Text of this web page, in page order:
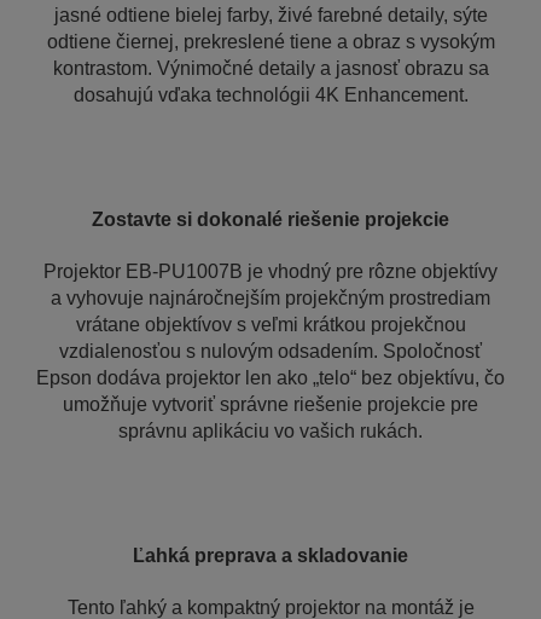
jasné odtiene bielej farby, živé farebné detaily, sýte
odtiene čiernej, prekreslené tiene a obraz s vysokým
kontrastom. Výnimočné detaily a jasnosť obrazu sa
dosahujú vďaka technológii 4K Enhancement.
Zostavte si dokonalé riešenie projekcie
Projektor EB-PU1007B je vhodný pre rôzne objektívy
a vyhovuje najnáročnejším projekčným prostrediam
vrátane objektívov s veľmi krátkou projekčnou
vzdialenosťou s nulovým odsadením. Spoločnosť
Epson dodáva projektor len ako „telo“ bez objektívu, čo
umožňuje vytvoriť správne riešenie projekcie pre
správnu aplikáciu vo vašich rukách.
Ľahká preprava a skladovanie
Tento ľahký a kompaktný projektor na montáž je